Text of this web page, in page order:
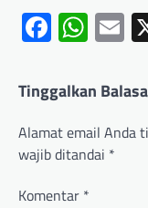
Tinggalkan
Alamat email Anda
wajib ditandai *
Komentar *